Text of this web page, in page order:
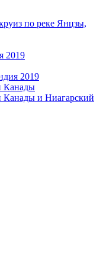
по реке Янцзы,
2019
2019
Канады
и Ниагарский